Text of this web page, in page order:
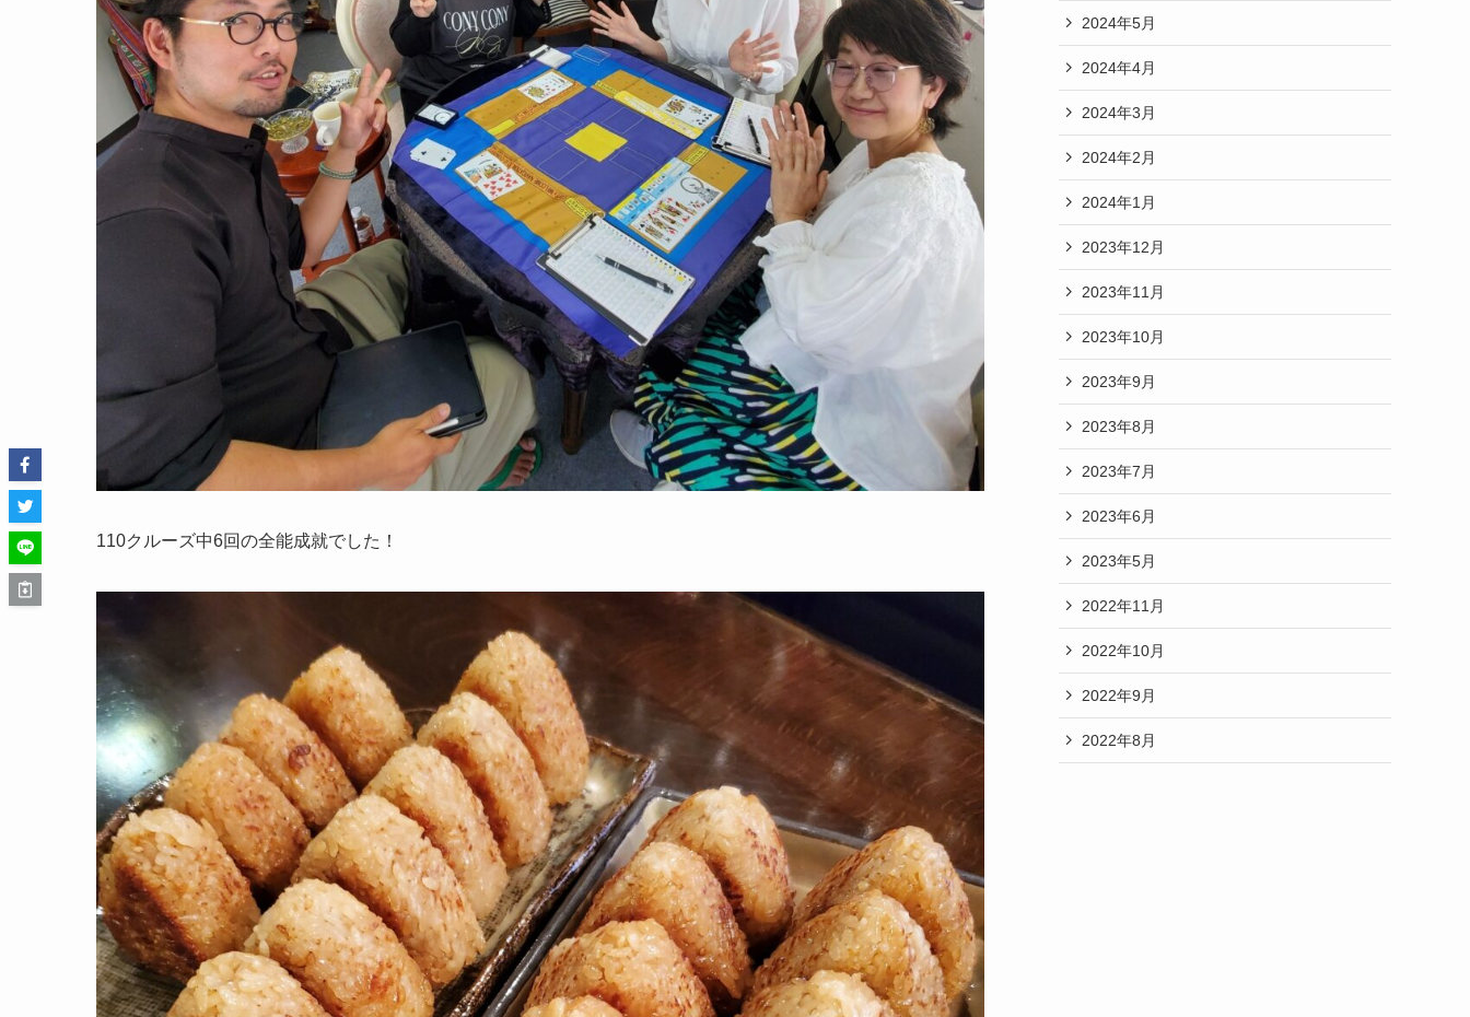
110クルーズ中6回の全能成就でした！
2024年5月
2024年4月
2024年3月
2024年2月
2024年1月
2023年12月
2023年11月
2023年10月
2023年9月
2023年8月
2023年7月
2023年6月
2023年5月
2022年11月
2022年10月
2022年9月
2022年8月